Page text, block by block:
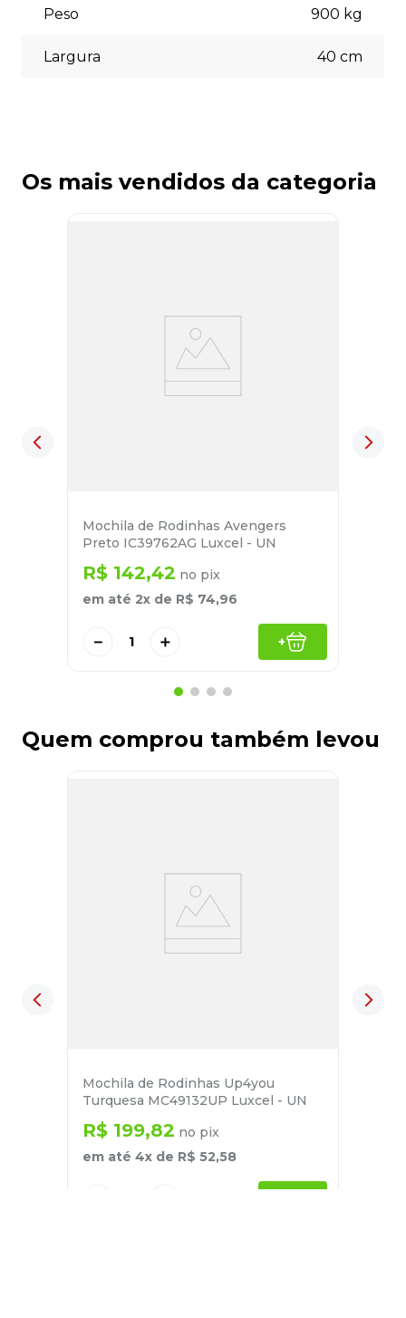
Peso 900 kg
Largura 40 cm
Os mais vendidos da categoria
Mochila de Rodinhas Avengers
Preto IC39762AG Luxcel - UN
R$ 142,42 no pix
em até 2x de R$ 74,96
＋
－ +
Quem comprou também levou
Mochila de Rodinhas Up4you
Turquesa MC49132UP Luxcel - UN
R$ 199,82 no pix
em até 4x de R$ 52,58